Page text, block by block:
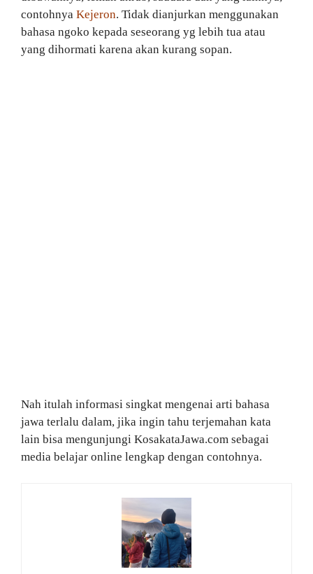
contohnya Kejeron. Tidak dianjurkan menggunakan
bahasa ngoko kepada seseorang yg lebih tua atau
yang dihormati karena akan kurang sopan.
Nah itulah informasi singkat mengenai arti bahasa
jawa terlalu dalam, jika ingin tahu terjemahan kata
lain bisa mengunjungi KosakataJawa.com sebagai
media belajar online lengkap dengan contohnya.